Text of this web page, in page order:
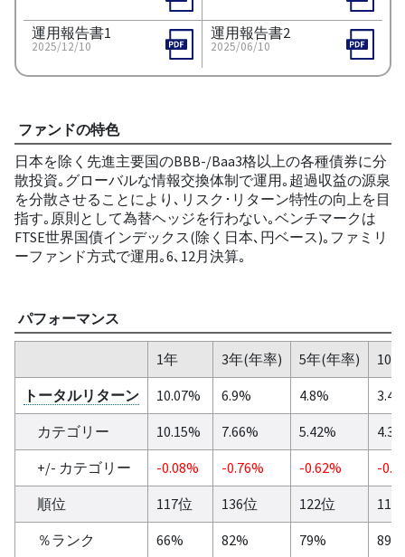
運用報告書1
2025/12/10
運用報告書2
2025/06/10
ファンドの特色
日本を除く先進主要国のBBB-/Baa3格以上の各種債券に分
散投資｡グローバルな情報交換体制で運用｡超過収益の源泉
を分散させることにより､リスク･リターン特性の向上を目
指す｡原則として為替ヘッジを行わない｡ベンチマークは
FTSE世界国債インデックス(除く日本､円ベース)｡ファミリ
ーファンド方式で運用｡6､12月決算｡
パフォーマンス
1年 3年(年率) 5年(年率)
10
トータルリターン
10.07% 6.9% 4.8%
カテゴリー
10.15% 7.66% 5.42%
+/- カテゴリー
-0.08% -0.76% -0.62%
-
順位
117位 136位 122位
111
％ランク
66% 82% 79%
89%